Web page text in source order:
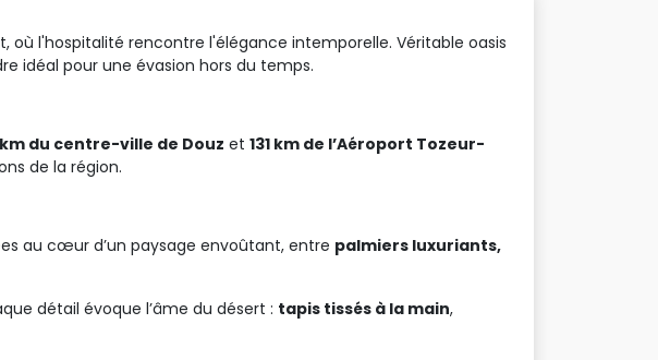
l'hospitalité rencontre l'élégance intemporelle. Véritable oasis
idéal pour une évasion hors du temps.
du centre-ville de Douz et 131 km de l’Aéroport Tozeur-
de la région.
au cœur d’un paysage envoûtant, entre palmiers luxuriants,
détail évoque l’âme du désert : tapis tissés à la main,